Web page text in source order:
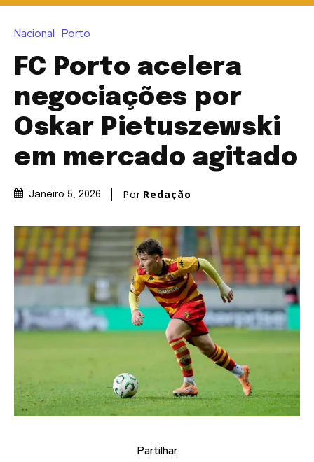
Nacional Porto
FC Porto acelera
negociações por
Oskar Pietuszewski
em mercado agitado
Janeiro 5, 2026 Por Redação
Partilhar